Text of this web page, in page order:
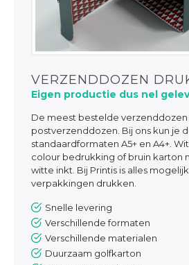
VERZENDDOZEN
Eigen productie dus nel
De meest bestelde verzenddozen
postverzenddozen. Bij ons kun je
standaardformaten A5+ en A4+.
colour bedrukking of bruin karton
witte inkt. Bij Printis is alles
verpakkingen drukken.
Snelle levering
Verschillende formaten
Verschillende materialen
Duurzaam golfkarton